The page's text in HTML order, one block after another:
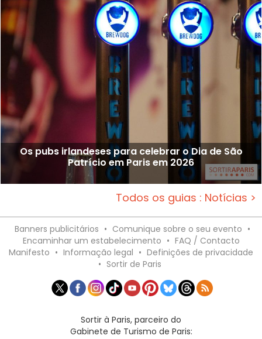
Os pubs irlandeses para celebrar o Dia de São
Patrício em Paris em 2026
Todos os guias : Notícias >
Banners publicitários • Comunique sobre o seu evento •
Encaminhar um estabelecimento • FAQ / Contacto
Manifesto • Informação legal • Definições de privacidade
• Sortir de Paris
Sortir à Paris, parceiro do
Gabinete de Turismo de Paris: